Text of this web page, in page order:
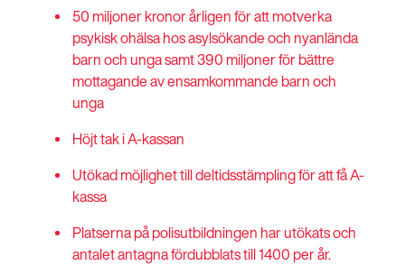
50 miljoner kronor årligen för att motverka
psykisk ohälsa hos asylsökande och nyanlända
barn och unga samt 390 miljoner för bättre
mottagande av ensamkommande barn och
unga
Höjt tak i A-kassan
Utökad möjlighet till deltidsstämpling för att få A-
kassa
Platserna på polisutbildningen har utökats och
antalet antagna fördubblats till 1400 per år.